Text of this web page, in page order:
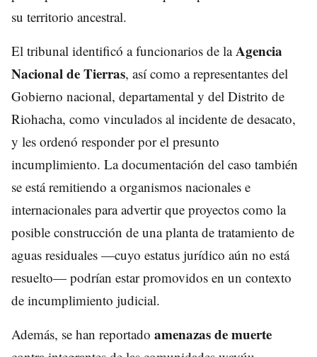
su territorio ancestral.
El tribunal identificó a funcionarios de laAgencia
Nacional de Tierras, así como a representantes del
Gobierno nacional, departamental y del Distrito de
Riohacha, como vinculados al incidente de desacato,
y les ordenó responder por el presunto
incumplimiento. La documentación del caso también
se está remitiendo a organismos nacionales e
internacionales para advertir que proyectos como la
posible construcción de una planta de tratamiento de
aguas residuales —cuyo estatus jurídico aún no está
resuelto— podrían estar promovidos en un contexto
de incumplimiento judicial.
Además, se han reportado amenazas de muerte